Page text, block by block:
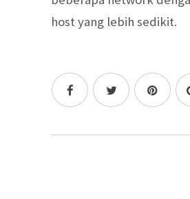
host yang lebih sedikit.